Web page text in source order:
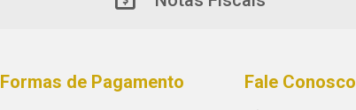
Formas de Pagamento Fale Conosco